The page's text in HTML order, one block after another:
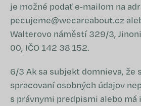
je možné podať e‑mailom na
pecujeme@wecareabout.cz
Walterovo náměstí 329/3,
00, IČO 142 38 152.
6/3 Ak sa subjekt domnieva, že
spracovaní osobných údajov
s právnymi predpismi alebo má